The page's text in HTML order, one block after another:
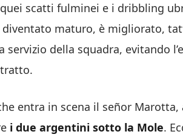
scatti fulminei e i dribbling
diventato maturo, è migliorato,
servizio della squadra, evitando
entra in scena il señor
i due argentini sotto la Mole.